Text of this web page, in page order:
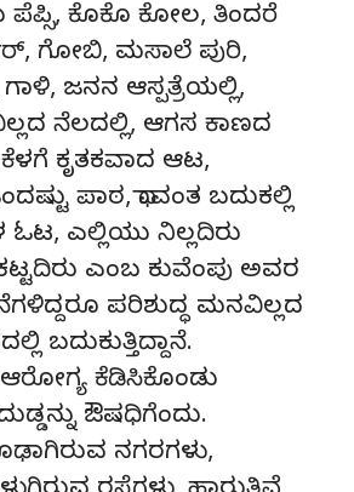
ಪೆಪ್ಸಿ, ಕೊಕೊ ಕೋಲ, ತಿಂದರೆ
ಗೋಬಿ, ಮಸಾಲೆ ಪುರಿ,
ಜನನ ಆಸ್ಪತ್ರೆಯಲ್ಲಿ,
ನೆಲದಲ್ಲಿ, ಆಗಸ ಕಾಣದ
ಕೃತಕವಾದ ಆಟ,
ಪಾಠ, ಧಾವಂತ ಬದುಕಲ್ಲಿ
ಎಲ್ಲಿಯು ನಿಲ್ಲದಿರು
ಎಂಬ ಕುವೆಂಪು ಅವರ
ಪರಿಶುದ್ಧ ಮನವಿಲ್ಲದ
ಬದುಕುತ್ತಿದ್ದಾನೆ.
ಕೆಡಿಸಿಕೊಂಡು
ಔಷಧಿಗೆಂದು.
ನಗರಗಳು,